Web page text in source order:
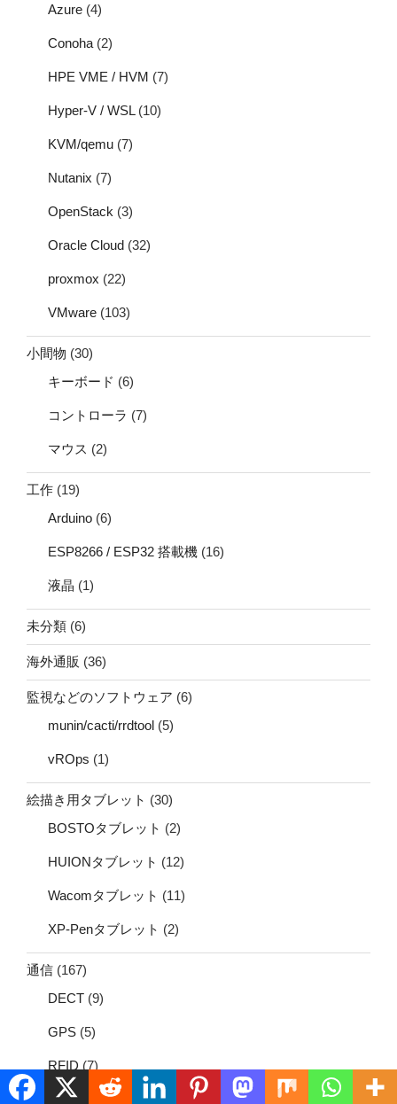
Azure (4)
Conoha (2)
HPE VME / HVM (7)
Hyper-V / WSL(10)
KVM/qemu (7)
Nutanix (7)
OpenStack (3)
Oracle Cloud (32)
proxmox (22)
VMware (103)
小間物 (30)
キーボード (6)
コントローラ (7)
マウス (2)
工作 (19)
Arduino (6)
ESP8266 / ESP32 搭載機 (16)
液晶 (1)
未分類 (6)
海外通販 (36)
監視などのソフトウェア (6)
munin/cacti/rrdtool (5)
vROps (1)
絵描き用タブレット (30)
BOSTOタブレット (2)
HUIONタブレット (12)
Wacomタブレット (11)
XP-Penタブレット (2)
通信 (167)
DECT (9)
GPS (5)
RFID (7)
VoIP(12)